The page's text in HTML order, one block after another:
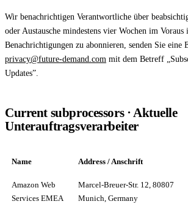
Hotels & Regions
In-house Teams
Live Entertainment
Performing Arts
Wir benachrichtigen Verantwortliche über
oder Austausche mindestens vier Wochen im
Benachrichtigungen zu abonnieren, senden Sie eine
privacy@future-demand.com mit dem Betreff
Updates”.
Current subprocessors · Aktuelle
Unterauftragsverarbeiter
Name Address / Anschrift
Amazon Web
Services EMEA
Marcel-Breuer-Str. 12, 80807
Munich, Germany